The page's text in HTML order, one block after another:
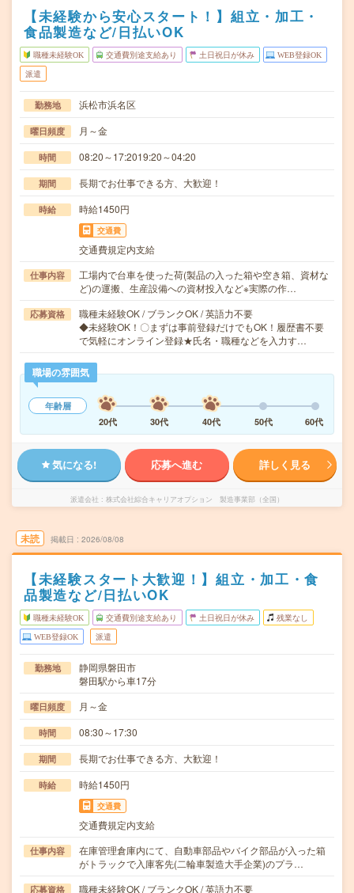
【未経験から安心スタート！】組立・加工・
食品製造など/日払いOK
職種未経験OK 交通費別途支給あり 土日祝日が休み WEB登録OK
派遣
勤務地 浜松市浜名区
曜日頻度 月～金
時間 08:20～17:2019:20～04:20
期間 長期でお仕事できる方、大歓迎！
時給 時給1450円
交通費
交通費規定内支給
仕事内容
工場内で台車を使った荷(製品の入った箱や空き箱、資材な
ど)の運搬、生産設備への資材投入など※実際の作…
応募資格
職種未経験OK / ブランクOK / 英語力不要
◆未経験OK！〇まずは事前登録だけでもOK！履歴書不要
で気軽にオンライン登録★氏名・職種などを入力す…
職場の雰囲気
年齢層
20代
30代 40代 50代 60代
気になる! 応募へ進む 詳しく見る
派遣会社 株式会社綜合キャリアオプション 製造事業部（全国）
未読 掲載日 2026/08/08
【未経験スタート大歓迎！】組立・加工・食
品製造など/日払いOK
職種未経験OK 交通費別途支給あり 土日祝日が休み 残業なし
WEB登録OK 派遣
勤務地
静岡県磐田市
磐田駅から車17分
曜日頻度 月～金
時間 08:30～17:30
期間 長期でお仕事できる方、大歓迎！
時給 時給1450円
交通費
交通費規定内支給
仕事内容
在庫管理倉庫内にて、自動車部品やバイク部品が入った箱
がトラックで入庫客先(二輪車製造大手企業)のプラ…
応募資格 職種未経験OK / ブランクOK / 英語力不要